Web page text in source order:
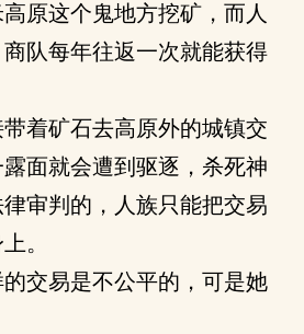
原这个鬼地方挖矿，而人
队每年往返一次就能获得
着矿石去高原外的城镇交
面就会遭到驱逐，杀死神
审判的，人族只能把交易
。
交易是不公平的，可是她